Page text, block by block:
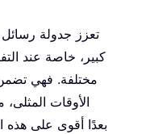
تعزز جدولة رسائل
كبير، خاصة عند
مختلفة. فهي
الأوقات